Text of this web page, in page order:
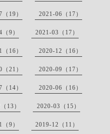
19） 2021-06（17）
9） 2021-03（17）
16） 2020-12（16）
21） 2020-09（17）
14） 2020-06（16）
13） 2020-03（15）
9） 2019-12（11）